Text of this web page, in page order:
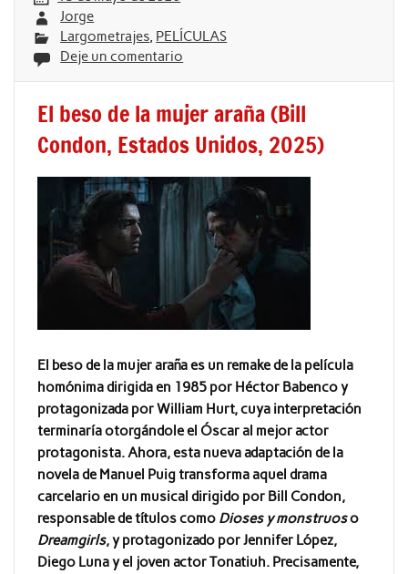
Jorge
Largometrajes, PELÍCULAS
Deje un comentario
El beso de la mujer araña (Bill
Condon, Estados Unidos, 2025)
El beso de la mujer araña es un remake de la película
homónima dirigida en 1985 por Héctor Babenco y
protagonizada por William Hurt, cuya interpretación
terminaría otorgándole el Óscar al mejor actor
protagonista. Ahora, esta nueva adaptación de la
novela de Manuel Puig transforma aquel drama
carcelario en un musical dirigido por Bill Condon,
responsable de títulos como Dioses y monstruoso
Dreamgirls, y protagonizado por Jennifer López,
Diego Luna y el joven actor Tonatiuh. Precisamente,